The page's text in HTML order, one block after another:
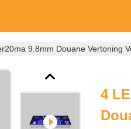
9.8mm Douane Vertoning
4